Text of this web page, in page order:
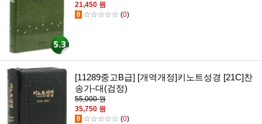
21,450 원
0 ☆☆☆☆☆ (0)
[11289중고B급] [개역개정]키노트성경 [21C]찬
송가-대(검정)
55,000 원
35,750 원
0 ☆☆☆☆☆ (0)